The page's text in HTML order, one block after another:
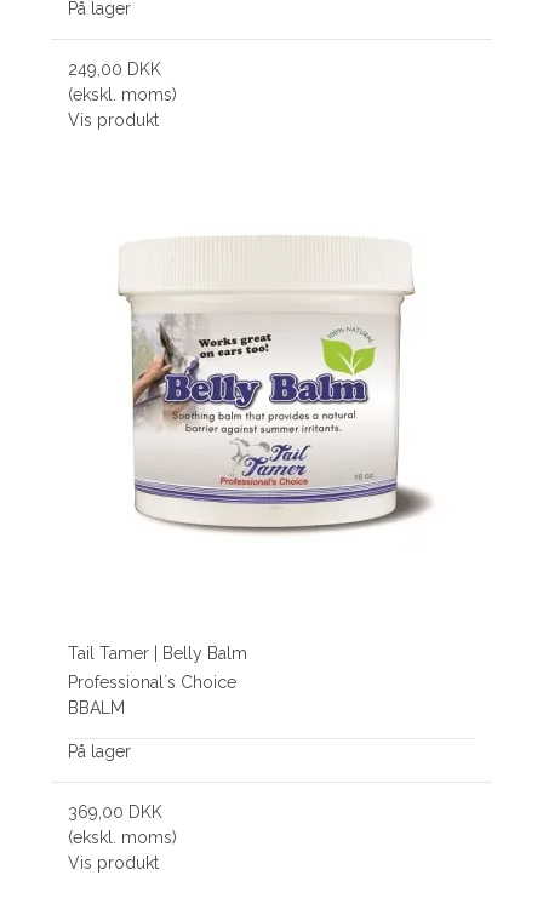
På lager
249,00 DKK
(ekskl. moms)
Vis produkt
Tail Tamer | Belly Balm
Professional´s Choice
BBALM
På lager
369,00 DKK
(ekskl. moms)
Vis produkt